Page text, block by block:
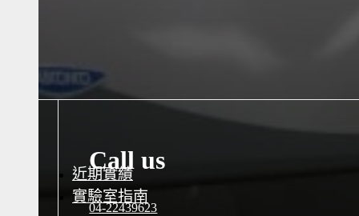
環境汙染防治工程
近期實績
實驗室指南
Call us
04-22439623